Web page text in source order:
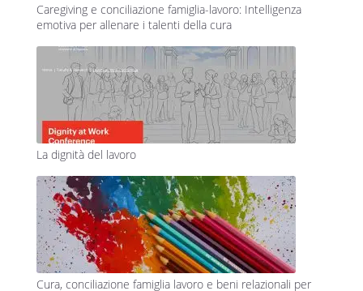
Caregiving e conciliazione famiglia-lavoro: Intelligenza
emotiva per allenare i talenti della cura
La dignità del lavoro
Cura, conciliazione famiglia lavoro e beni relazionali per